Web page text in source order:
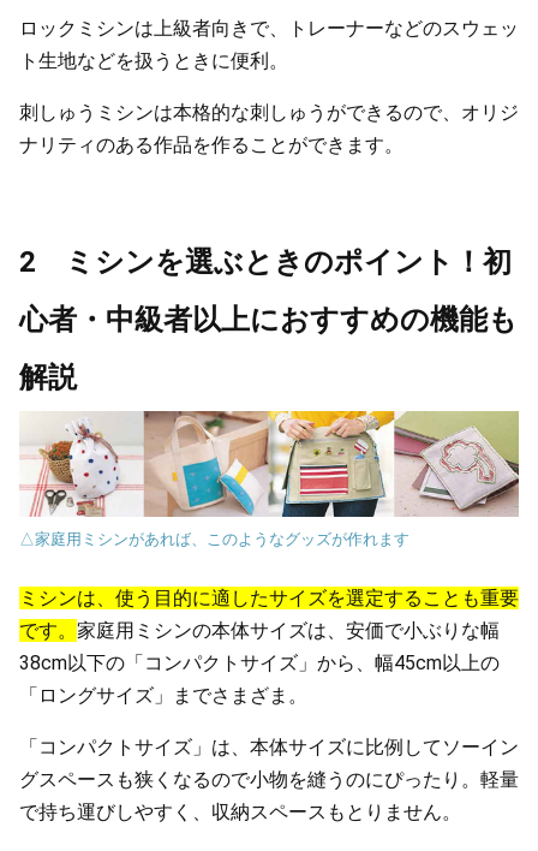
ロックミシンは上級者向きで、トレーナーなどのスウェッ
ト生地などを扱うときに便利。
刺しゅうミシンは本格的な刺しゅうができるので、オリジ
ナリティのある作品を作ることができます。
2 ミシンを選ぶときのポイント！初
心者・中級者以上におすすめの機能も
解説
△家庭用ミシンがあれば、このようなグッズが作れます
ミシンは、使う目的に適したサイズを選定することも重要
です。 家庭用ミシンの本体サイズは、安価で小ぶりな幅
38cm以下の「コンパクトサイズ」から、幅45cm以上の
「ロングサイズ」までさまざま。
「コンパクトサイズ」は、本体サイズに比例してソーイン
グスペースも狭くなるので小物を縫うのにぴったり。軽量
で持ち運びしやすく、収納スペースもとりません。